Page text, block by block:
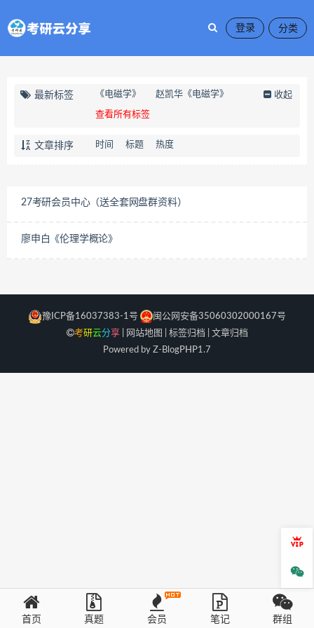
登录
最新标签 《电磁学》 赵凯华《电磁学》
查看所有标签
收起
文章排序 时间 标题 热度
27考研会员中心（送全套网盘群资料）
廖申白《伦理学概论》
豫ICP备16037383-1号
闽公网安备35060302000167号
考研云分享| 网站地图 标签归档
文章归档
Powered by Z-BlogPHP1.7
首页 真题 会员 笔记 群组
会员
微信